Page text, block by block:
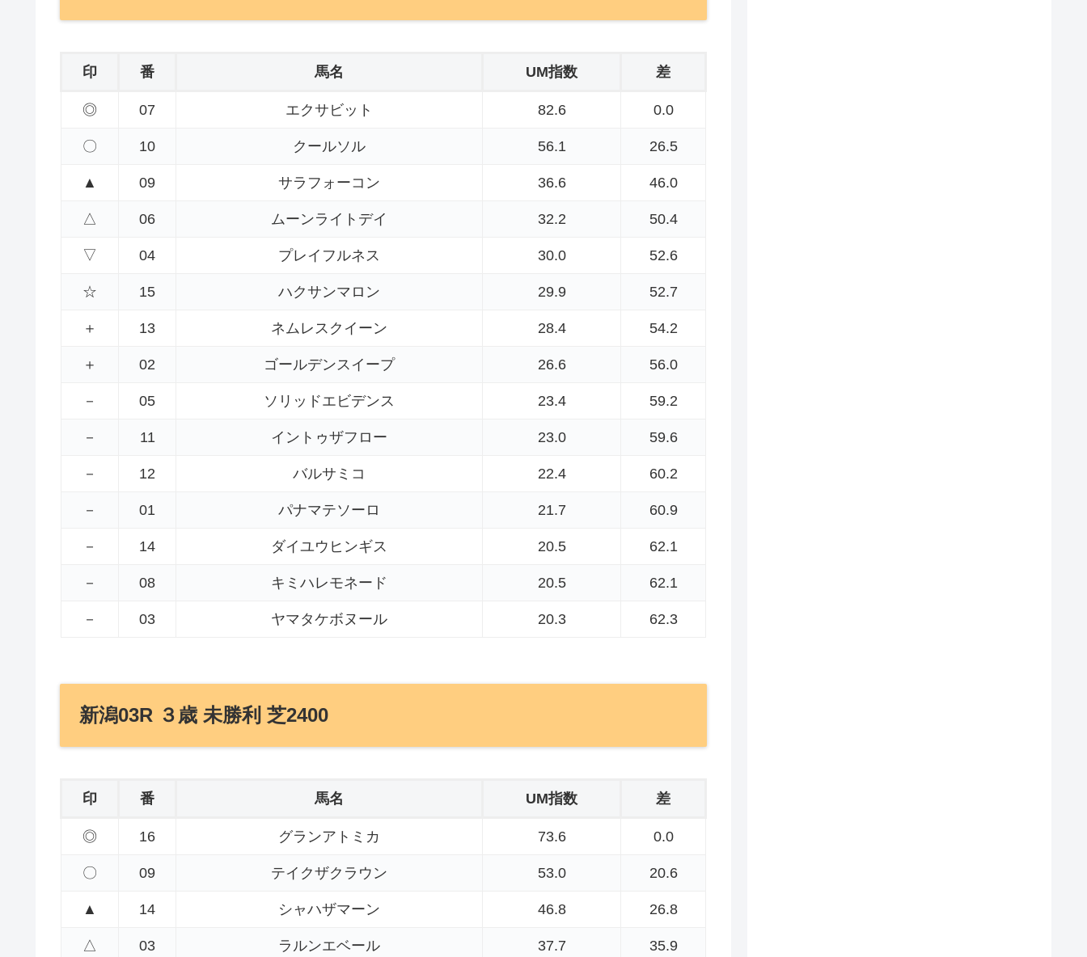
印 番 馬名 UM指数 差
◎ 07 エクサビット 82.6 0.0
〇 10 クールソル 56.1 26.5
▲ 09 サラフォーコン 36.6 46.0
△ 06 ムーンライトデイ 32.2 50.4
▽ 04 プレイフルネス 30.0 52.6
☆ 15 ハクサンマロン 29.9 52.7
＋ 13 ネムレスクイーン 28.4 54.2
＋ 02 ゴールデンスイープ 26.6 56.0
－ 05 ソリッドエビデンス 23.4 59.2
－ 11 イントゥザフロー 23.0 59.6
－ 12 バルサミコ 22.4 60.2
－ 01 パナマテソーロ 21.7 60.9
－ 14 ダイユウヒンギス 20.5 62.1
－ 08 キミハレモネード 20.5 62.1
－ 03 ヤマタケボヌール 20.3 62.3
新潟03R ３歳 未勝利 芝2400
印 番 馬名 UM指数 差
◎ 16 グランアトミカ 73.6 0.0
〇 09 テイクザクラウン 53.0 20.6
▲ 14 シャハザマーン 46.8 26.8
△ 03 ラルンエベール 37.7 35.9